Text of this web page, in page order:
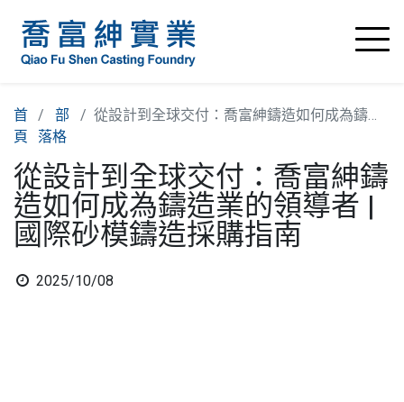
首
頁
部
落格
從設計到全球交付：喬富紳鑄造如何成為鑄造業的領導者 | 國際砂模鑄造採購指南
從設計到全球交付：喬富紳鑄
造如何成為鑄造業的領導者 |
國際砂模鑄造採購指南
2025/10/08